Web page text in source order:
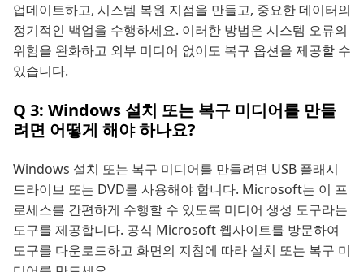
업데이트하고, 시스템 복원 지점을 만들고, 중요한 데이터의
정기적인 백업을 수행하세요. 이러한 방법은 시스템 오류의
위험을 완화하고 외부 미디어 없이도 복구 옵션을 제공할 수
있습니다.
Q 3: Windows 설치 또는 복구 미디어를 만들
려면 어떻게 해야 하나요?
Windows 설치 또는 복구 미디어를 만들려면 USB 플래시
드라이브 또는 DVD를 사용해야 합니다. Microsoft는 이 프
로세스를 간편하게 수행할 수 있도록 미디어 생성 도구라는
도구를 제공합니다. 공식 Microsoft 웹사이트를 방문하여
도구를 다운로드하고 화면의 지침에 따라 설치 또는 복구 미